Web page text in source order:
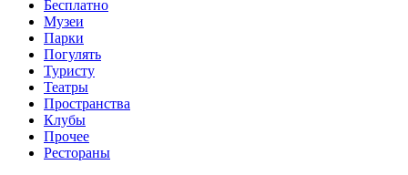
Бесплатно
Музеи
Парки
Погулять
Туристу
Театры
Пространства
Клубы
Прочее
Рестораны